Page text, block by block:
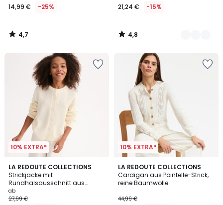
14,99 € -25%
4,7
/
21,24 € -15%
4,8
/
10% EXTRA*
LA REDOUTE COLLECTIONS
Strickjacke mit
Rundhalsausschnitt aus
grobem Baumwollgewirke
ab
27,99 €
2
Farben
10% EXTRA*
LA REDOUTE COLLECTIONS
Cardigan aus Pointelle-Strick,
reine Baumwolle
44,99 €
4,5
/ 5